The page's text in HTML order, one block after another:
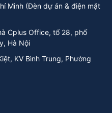
Minh (Đèn dự án & điện mặt
Cplus Office, tổ 28, phố
Hà Nội
KV Bình Trung, Phường